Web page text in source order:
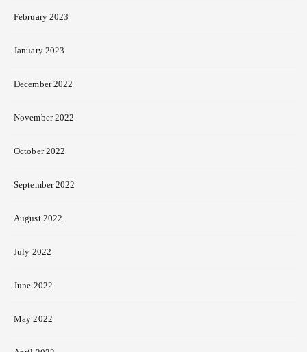
February 2023
January 2023
December 2022
November 2022
October 2022
September 2022
August 2022
July 2022
June 2022
May 2022